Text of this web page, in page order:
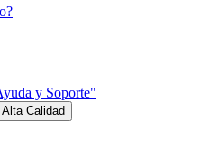
y Soporte"